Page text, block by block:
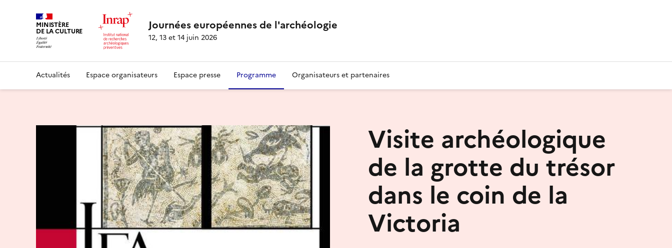
MINISTÈRE
DE LA CULTURE Journées européennes de l'archéologie
12, 13 et 14 juin 2026
Actualités Espace organisateurs Espace presse Programme Organisateurs et partenaires
Visite archéologique
de la grotte du trésor
dans le coin de la
Victoria